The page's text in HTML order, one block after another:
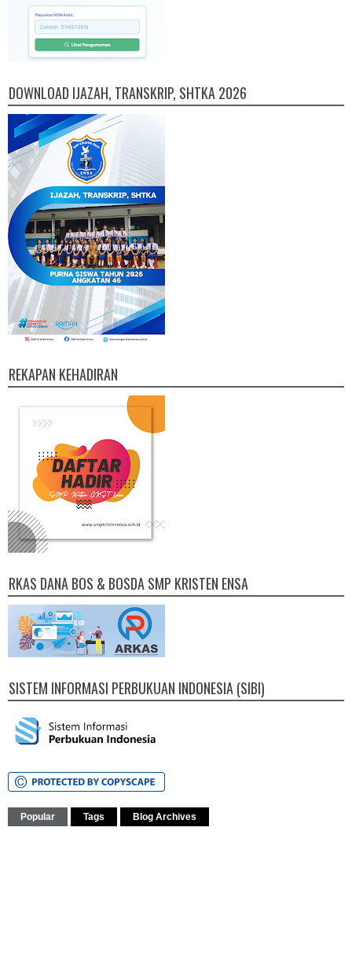
DOWNLOAD IJAZAH, TRANSKRIP, SHTKA 2026
REKAPAN KEHADIRAN
RKAS DANA BOS & BOSDA SMP KRISTEN ENSA
SISTEM INFORMASI PERBUKUAN INDONESIA (SIBI)
Popular Tags Blog Archives